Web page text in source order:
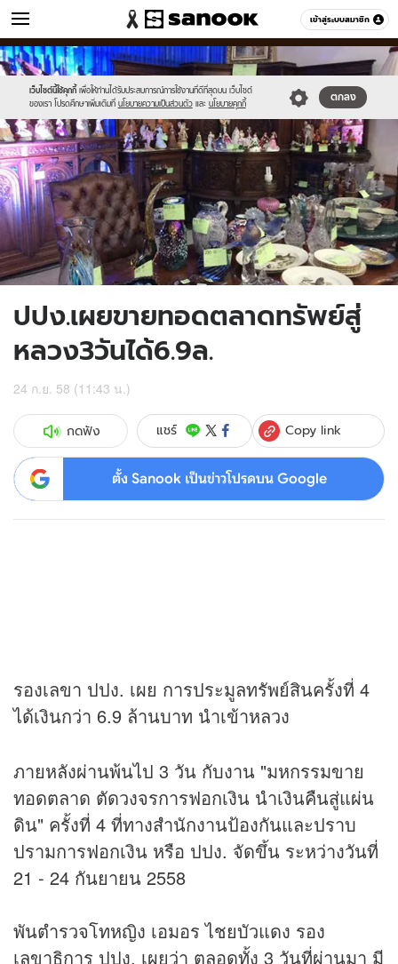
เข้าสู่ระบบสมาชิก
ข่าว หมวดอื่นๆ
เว็บไซต์นี้ใช้คุกกี้ เพื่อให้ท่านได้รับประสบการณ์การใช้งานที่ดีที่สุดบน เว็บไซต์
ของเรา โปรดศึกษาเพิ่มเติมที่ นโยบายความเป็นส่วนตัว และ นโยบายคุกกี้
ตกลง
Sanook
//s.isanook.com/sr/0/images/logo-
new-
sanook.png
600
60
//s.isanook.com/ns/0/ud/374/1871022/648026-
01.jpg
ปปง.เผยขายทอดตลาดทรัพย์สู่
หลวง3วันได้6.9ล.
24 ก.ย. 58 (11:43 น.)
กดฟัง แชร์ Copy link
ตั้ง Sanook เป็นข่าวโปรดบน Google
รองเลขา ปปง. เผย การประมูลทรัพย์สินครั้งที่ 4
ได้เงินกว่า 6.9 ล้านบาท นำเข้าหลวง
ภายหลังผ่านพ้นไป 3 วัน กับงาน "มหกรรมขาย
ทอดตลาด ตัดวงจรการฟอกเงิน นำเงินคืนสู่แผ่น
ดิน" ครั้งที่ 4 ที่ทางสำนักงานป้องกันและปราบ
ปรามการฟอกเงิน หรือ ปปง. จัดขึ้น ระหว่างวันที่
21 - 24 กันยายน 2558
พันตำรวจโทหญิง เอมอร ไชยบัวแดง รอง
เลขาธิการ ปปง. เผยว่า ตลอดทั้ง 3 วันที่ผ่านมา มี